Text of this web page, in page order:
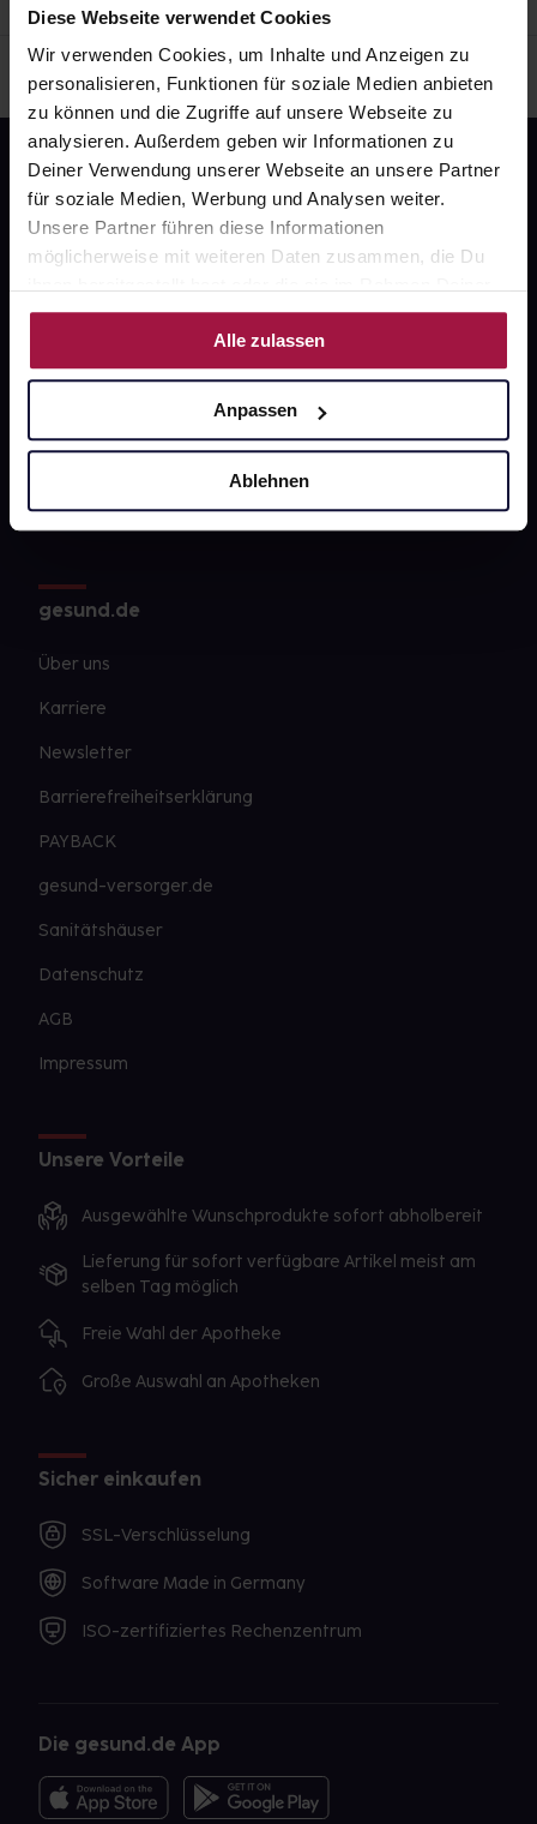
Diese Webseite verwendet Cookies
Wir verwenden Cookies, um Inhalte und Anzeigen zu
personalisieren, Funktionen für soziale Medien anbieten
zu können und die Zugriffe auf unsere Webseite zu
analysieren. Außerdem geben wir Informationen zu
Deiner Verwendung unserer Webseite an unsere Partner
für soziale Medien, Werbung und Analysen weiter.
Unsere Partner führen diese Informationen
möglicherweise mit weiteren Daten zusammen, die Du
Nutzung der Dienste gesammelt haben.
Alle zulassen
Anpassen
Ablehnen
Fragen zu Deiner Bestellung?
Kontakt
gesund.de
Über uns
Karriere
Newsletter
Barrierefreiheitserklärung
PAYBACK
gesund-versorger.de
Sanitätshäuser
Datenschutz
AGB
Impressum
Unsere Vorteile
Ausgewählte Wunschprodukte sofort abholbereit
Lieferung für sofort verfügbare Artikel meist am
selben Tag möglich
Freie Wahl der Apotheke
Große Auswahl an Apotheken
Sicher einkaufen
SSL-Verschlüsselung
Software Made in Germany
ISO-zertifiziertes Rechenzentrum
Die gesund.de App